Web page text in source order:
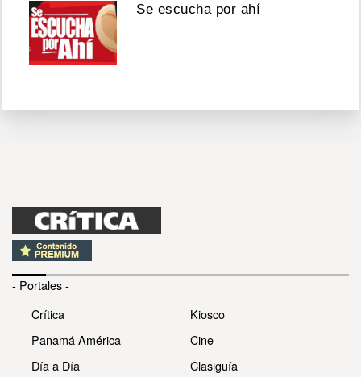
Se escucha por ahí
- Portales -
Crítica
Panamá América
Día a Día
Kiosco
Cine
Clasiguía